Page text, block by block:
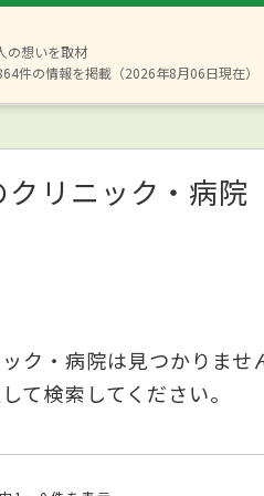
の想いを取材
件の情報を掲載（2026年8月06日現在）
クリニック・病院
ク・病院は見つかりませ
て検索してください。